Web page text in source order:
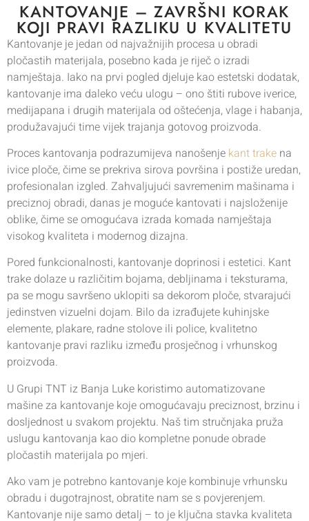
KANTOVANJE – ZAVRŠNI KORAK
KOJI PRAVI RAZLIKU U KVALITETU
Kantovanje je jedan od najvažnijih procesa u obradi
pločastih materijala, posebno kada je riječ o izradi
namještaja. Iako na prvi pogled djeluje kao estetski dodatak,
kantovanje ima daleko veću ulogu – ono štiti rubove iverice,
medijapana i drugih materijala od oštećenja, vlage i habanja,
produžavajući time vijek trajanja gotovog proizvoda.
Proces kantovanja podrazumijeva nanošenje kant trake na
ivice ploče, čime se prekriva sirova površina i postiže uredan,
profesionalan izgled. Zahvaljujući savremenim mašinama i
preciznoj obradi, danas je moguće kantovati i najsloženije
oblike, čime se omogućava izrada komada namještaja
visokog kvaliteta i modernog dizajna.
Pored funkcionalnosti, kantovanje doprinosi i estetici. Kant
trake dolaze u različitim bojama, debljinama i teksturama,
pa se mogu savršeno uklopiti sa dekorom ploče, stvarajući
jedinstven vizuelni dojam. Bilo da izrađujete kuhinjske
elemente, plakare, radne stolove ili police, kvalitetno
kantovanje pravi razliku između prosječnog i vrhunskog
proizvoda.
U Grupi TNT iz Banja Luke koristimo automatizovane
mašine za kantovanje koje omogućavaju preciznost, brzinu i
dosljednost u svakom projektu. Naš tim stručnjaka pruža
uslugu kantovanja kao dio kompletne ponude obrade
pločastih materijala po mjeri.
Ako vam je potrebno kantovanje koje kombinuje vrhunsku
obradu i dugotrajnost, obratite nam se s povjerenjem.
Kantovanje nije samo detalj – to je ključna stavka kvaliteta